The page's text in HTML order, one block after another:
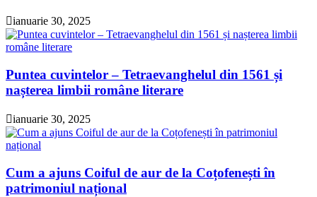
ianuarie 30, 2025
Puntea cuvintelor – Tetraevanghelul din 1561 și
nașterea limbii române literare
ianuarie 30, 2025
Cum a ajuns Coiful de aur de la Coțofenești în
patrimoniul național